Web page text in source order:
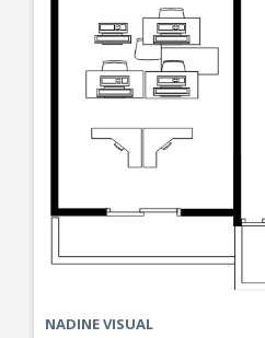
NADINE VISUAL